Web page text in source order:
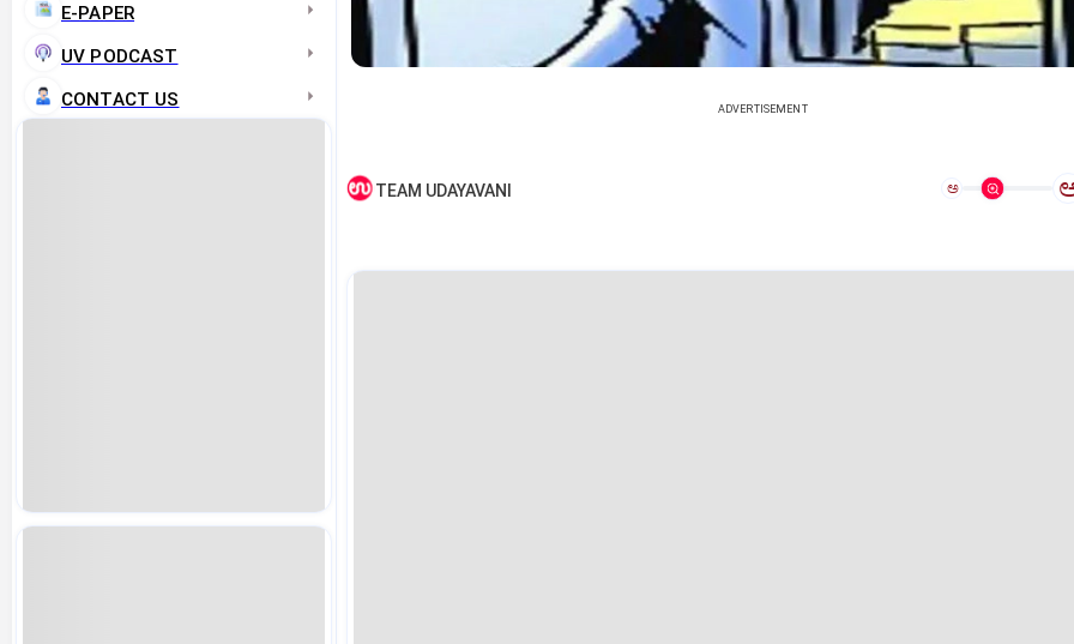
E-PAPER
UV PODCAST
CONTACT US
ADVERTISEMENT
TEAM UDAYAVANI ಅ